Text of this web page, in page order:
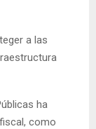
a las
ha
como